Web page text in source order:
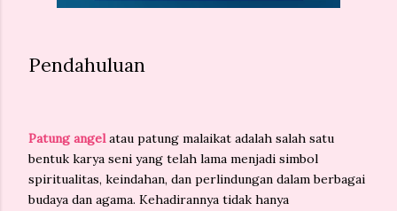
Pendahuluan
Patung angelatau patung malaikat adalah salah satu
bentuk karya seni yang telah lama menjadi simbol
spiritualitas, keindahan, dan perlindungan dalam berbagai
budaya dan agama. Kehadirannya tidak hanya